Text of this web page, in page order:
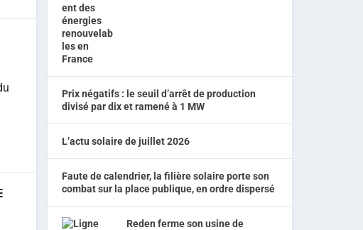
Prix négatifs : le seuil d’arrêt de production
divisé par dix et ramené à 1 MW
L’actu solaire de juillet 2026
Faute de calendrier, la filière solaire porte son
combat sur la place publique, en ordre dispersé
Reden ferme son usine de